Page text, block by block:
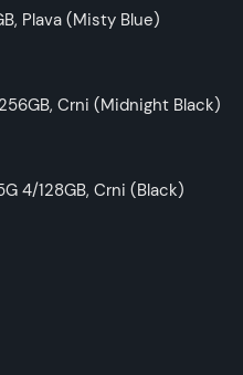
Plava (Misty Blue)
Crni (Midnight Black)
4/128GB, Crni (Black)